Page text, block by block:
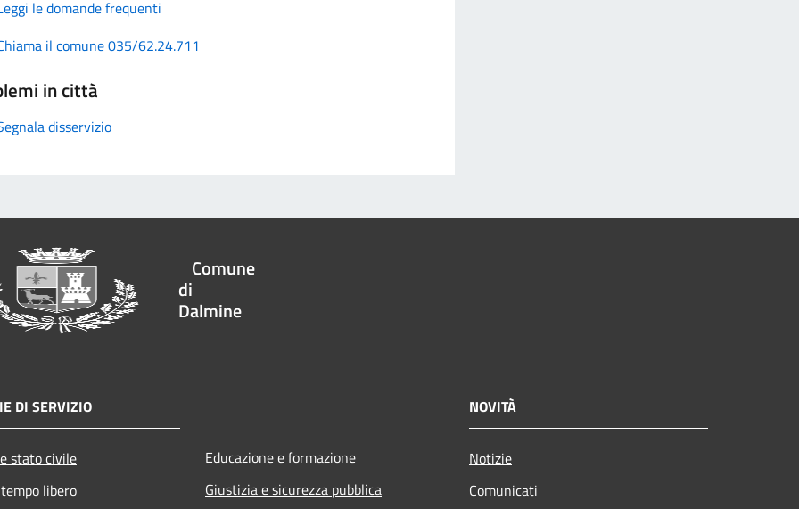
le domande frequenti
il comune 035/62.24.711
in città
disservizio
Comune
di
Dalmine
DI SERVIZIO
stato civile
libero
Educazione e formazione
Giustizia e sicurezza pubblica
NOVITÀ
Notizie
Comunicati